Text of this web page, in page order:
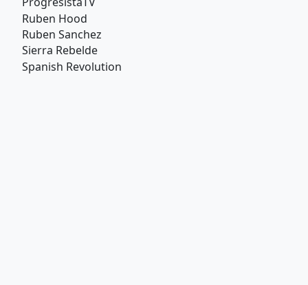
Ruben Hood
Ruben Sanchez
Sierra Rebelde
Spanish Revolution